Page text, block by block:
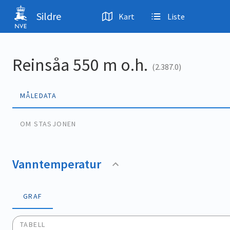
Hopp til hovedinnhold
Sildre Kart Liste
Reinsåa 550 m o.h. (2.387.0)
MÅLEDATA
OM STASJONEN
Vanntemperatur
GRAF
TABELL